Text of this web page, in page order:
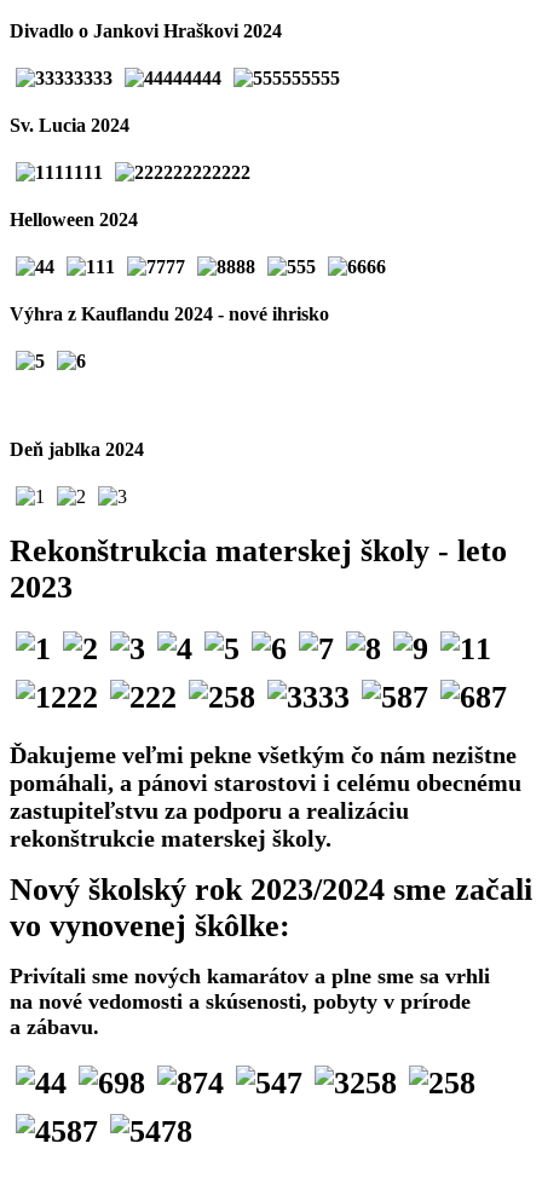
Divadlo o Jankovi Hraškovi 2024
Sv. Lucia 2024
Helloween 2024
Výhra z Kauflandu 2024 - nové ihrisko
Deň jablka 2024
Rekonštrukcia materskej školy - leto
2023
Ďakujeme veľmi pekne všetkým čo nám nezištne
pomáhali, a pánovi starostovi i celému obecnému
zastupiteľstvu za podporu a realizáciu
rekonštrukcie materskej školy.
Nový školský rok 2023/2024 sme začali
vo vynovenej škôlke:
Privítali sme nových kamarátov a plne sme sa vrhli
na nové vedomosti a skúsenosti, pobyty v prírode
a zábavu.